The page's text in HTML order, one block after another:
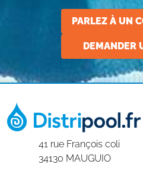
PARLEZ À UN
DEMANDER
41 rue François coli
34130 MAUGUIO